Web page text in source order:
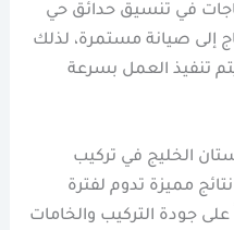
في تنسيق حدائق حي
إلى صيانة مستمرة، لذلك
تنفيذ العمل بسرعة
الخليج في تركيب
مميزة تدوم لفترة
جودة التركيب والخامات